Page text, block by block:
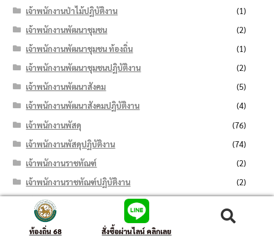
เจ้าพนักงานป่าไม้ปฏิบัติงาน
(1)
เจ้าพนักงานพัฒนาชุมชน
(2)
เจ้าพนักงานพัฒนาชุมชน ท้องถิ่น
(1)
เจ้าพนักงานพัฒนาชุมชนปฏิบัติงาน
(2)
เจ้าพนักงานพัฒนาสังคม
(5)
เจ้าพนักงานพัฒนาสังคมปฏิบัติงาน
(4)
เจ้าพนักงานพัสดุ
(76)
เจ้าพนักงานพัสดุปฏิบัติงาน
(74)
เจ้าพนักงานราชทัณฑ์
(2)
เจ้าพนักงานราชทัณฑ์ปฏิบัติงาน
(2)
เจ้าพนักงานลิขิต
เจ้าพนักงานลิขิตปฏิบัติงาน
ท้องถิ่น 68 สั่งซื้อผ่านไลน์ คลิกเลย